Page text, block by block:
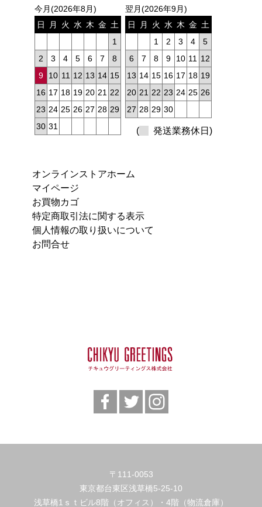
今月(2026年8月)
日
月 火 水 木 金 土
1
2
3 4 5 6 7
8
9
10 11 12 13 14 15
16 17 18 19 20 21 22
23 24 25 26 27 28 29
30 31
翌月(2026年9月)
日
月 火 水 木 金 土
1
2 3 4
5
6
7 8 9 10 11
12
13 14 15 16 17 18 19
20 21 22 23 24 25 26
27 28 29 30
( 発送業務休日)
オンラインストアホーム
マイページ
お買物カゴ
特定商取引法に関する表示
個人情報の取り扱いについて
お問合せ
〒111-0053
東京都台東区浅草橋5-25-10
浅草橋1ｓｔビル8階（オフィス）・4階（物流倉庫）